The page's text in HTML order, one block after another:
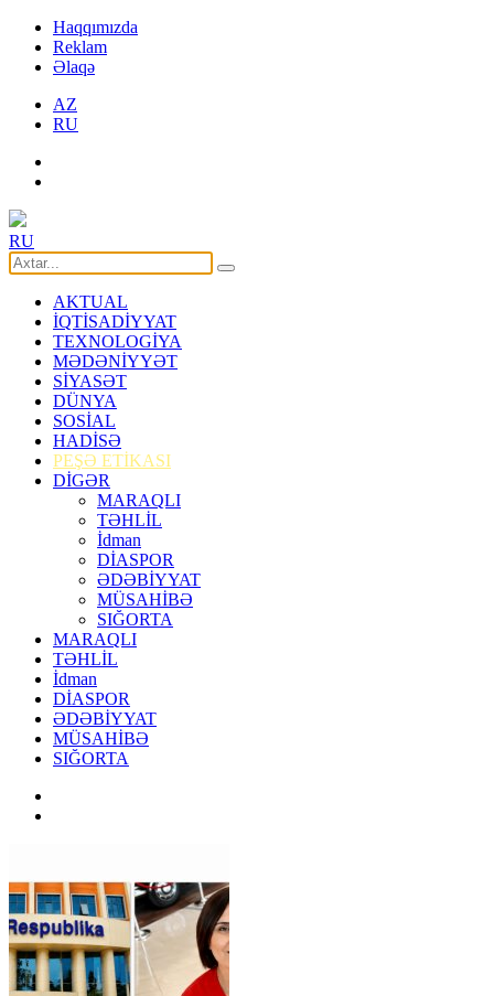
Haqqımızda
Reklam
Əlaqə
AZ
RU
RU
AKTUAL
İQTİSADİYYAT
TEXNOLOGİYA
MƏDƏNİYYƏT
SİYASƏT
DÜNYA
SOSİAL
HADİSƏ
PEŞƏ ETİKASI
DİGƏR
MARAQLI
TƏHLİL
İdman
DİASPOR
ƏDƏBİYYAT
MÜSAHİBƏ
SIĞORTA
MARAQLI
TƏHLİL
İdman
DİASPOR
ƏDƏBİYYAT
MÜSAHİBƏ
SIĞORTA